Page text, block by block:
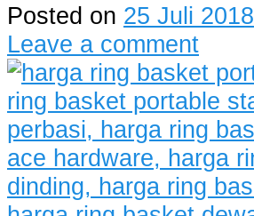
Posted on 25 Juli 2018
Leave a comment